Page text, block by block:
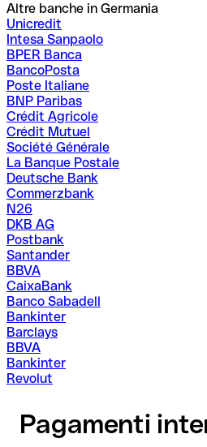
Altre banche in Germania
Unicredit
Intesa Sanpaolo
BPER Banca
BancoPosta
Poste Italiane
BNP Paribas
Crédit Agricole
Crédit Mutuel
Société Générale
La Banque Postale
Deutsche Bank
Commerzbank
N26
DKB AG
Postbank
Santander
BBVA
CaixaBank
Banco Sabadell
Bankinter
Barclays
BBVA
Bankinter
Revolut
Pagamenti